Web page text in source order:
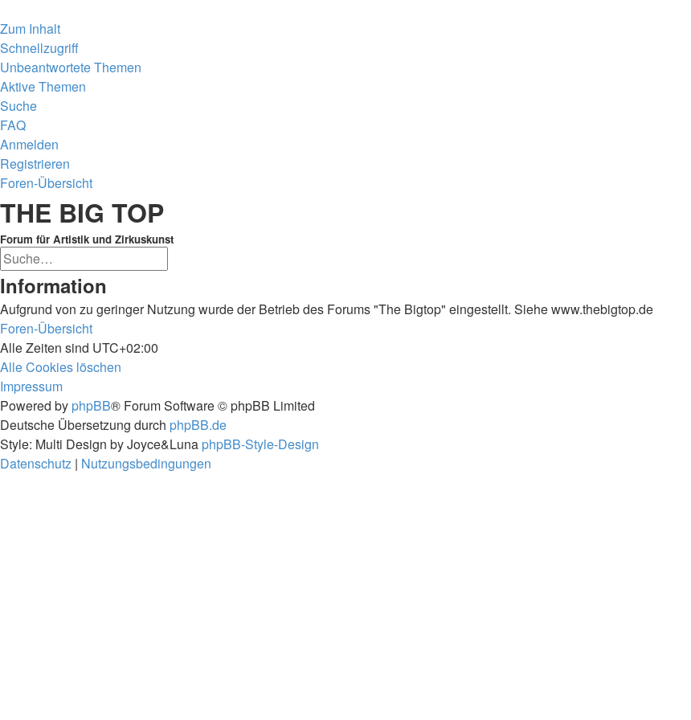
Zum Inhalt
Schnellzugriff
Unbeantwortete Themen
Aktive Themen
Suche
FAQ
Anmelden
Registrieren
Foren-Übersicht
Suche
THE BIG TOP
Forum für Artistik und Zirkuskunst
Information
Aufgrund von zu geringer Nutzung wurde der Betrieb des Forums "The Bigtop" eingestellt. Siehe www.thebigtop.de
Foren-Übersicht
Alle Zeiten sind UTC+02:00
Alle Cookies löschen
Impressum
Powered by phpBB® Forum Software © phpBB Limited
Deutsche Übersetzung durch phpBB.de
Style: Multi Design by Joyce&Luna phpBB-Style-Design
Datenschutz | Nutzungsbedingungen